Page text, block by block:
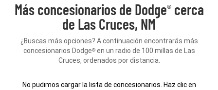
Más concesionarios de Dodge®cerca
de Las Cruces, NM
¿Buscas más opciones? A continuación encontrarás más
concesionarios Dodge®en un radio de 100 millas de Las
Cruces, ordenados por distancia.
No pudimos cargar la lista de concesionarios. Haz clic en